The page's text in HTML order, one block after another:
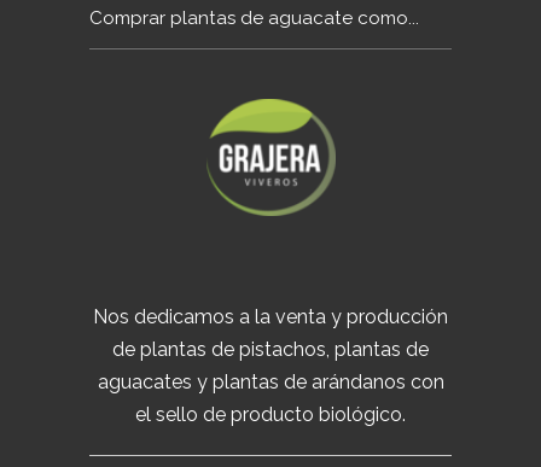
Comprar plantas de aguacate como...
Nos dedicamos a la venta y producción
de plantas de pistachos, plantas de
aguacates y plantas de arándanos con
el sello de producto biológico.